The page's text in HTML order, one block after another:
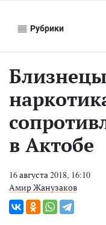
Рубрики
в Актобе
16 августа 2018, 16:10
Амир Жанузаков